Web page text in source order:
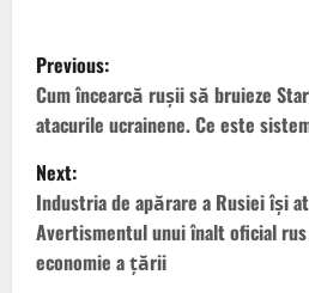
P
o
s
t
n
Previous:
Cum încearcă rușii să bruieze
atacurile ucrainene. Ce este
Next:
Industria de apărare a Rusiei își
Avertismentul unui înalt oficial
economie a țării